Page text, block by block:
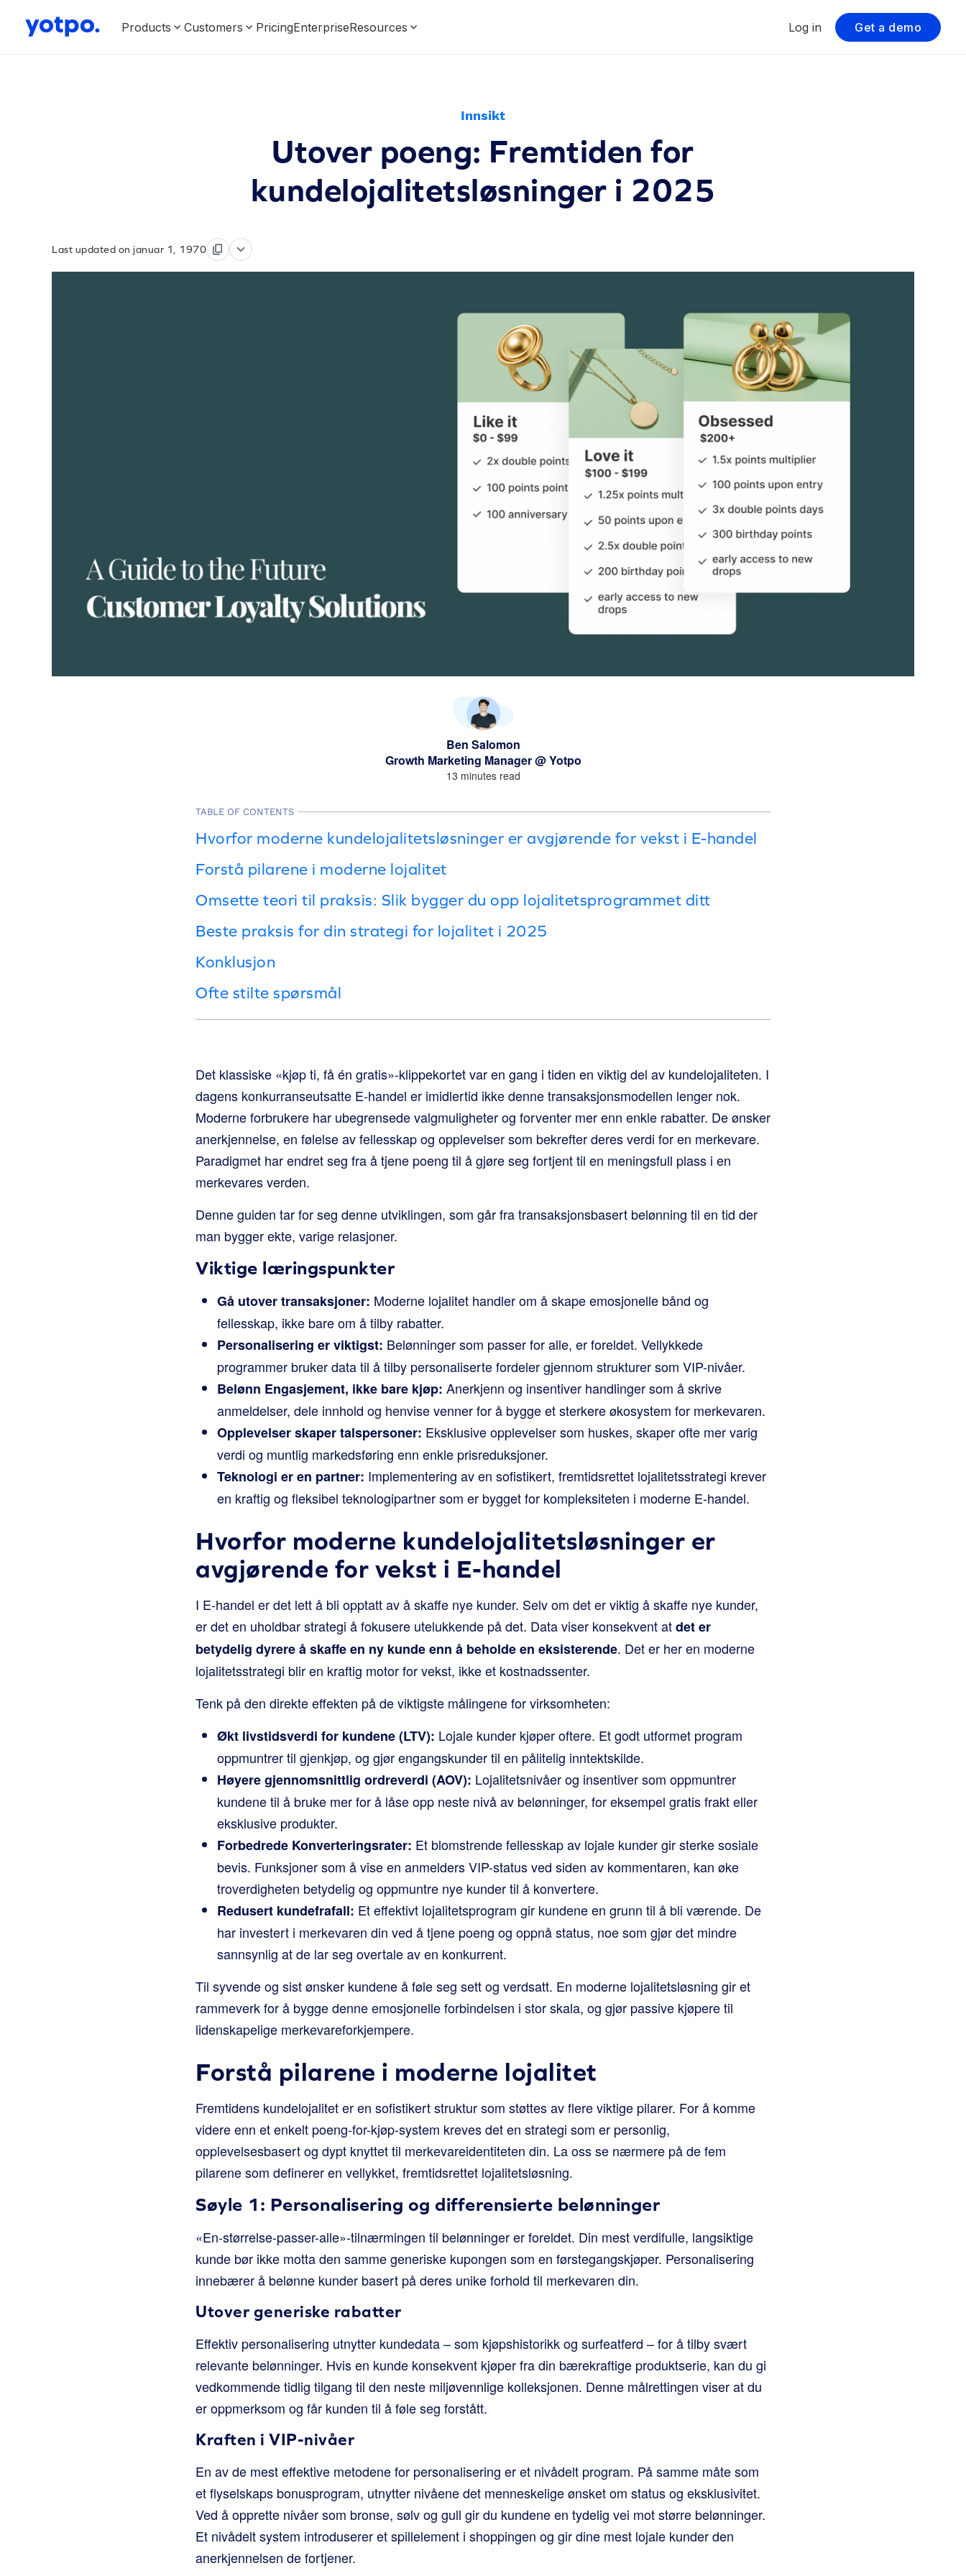
Products Customers PricingEnterpriseResources Log in Get a demo
Innsikt
Utover poeng: Fremtiden for
kundelojalitetsløsninger i 2025
Last updated on januar 1, 1970
Ben Salomon
Growth Marketing Manager @ Yotpo
13 minutes read
TABLE OF CONTENTS
Hvorfor moderne kundelojalitetsløsninger er avgjørende for vekst i E-handel
Forstå pilarene i moderne lojalitet
Omsette teori til praksis: Slik bygger du opp lojalitetsprogrammet ditt
Beste praksis for din strategi for lojalitet i 2025
Konklusjon
Ofte stilte spørsmål
Det klassiske «kjøp ti, få én gratis»-klippekortet var en gang i tiden en viktig del av kundelojaliteten. I
dagens konkurranseutsatte E-handel er imidlertid ikke denne transaksjonsmodellen lenger nok.
Moderne forbrukere har ubegrensede valgmuligheter og forventer mer enn enkle rabatter. De ønsker
anerkjennelse, en følelse av fellesskap og opplevelser som bekrefter deres verdi for en merkevare.
Paradigmet har endret seg fra å tjene poeng til å gjøre seg fortjent til en meningsfull plass i en
merkevares verden.
Denne guiden tar for seg denne utviklingen, som går fra transaksjonsbasert belønning til en tid der
man bygger ekte, varige relasjoner.
Viktige læringspunkter
Gå utover transaksjoner: Moderne lojalitet handler om å skape emosjonelle bånd og
fellesskap, ikke bare om å tilby rabatter.
Personalisering er viktigst: Belønninger som passer for alle, er foreldet. Vellykkede
programmer bruker data til å tilby personaliserte fordeler gjennom strukturer som VIP-nivåer.
Belønn Engasjement, ikke bare kjøp: Anerkjenn og insentiver handlinger som å skrive
anmeldelser, dele innhold og henvise venner for å bygge et sterkere økosystem for merkevaren.
Opplevelser skaper talspersoner: Eksklusive opplevelser som huskes, skaper ofte mer varig
verdi og muntlig markedsføring enn enkle prisreduksjoner.
Teknologi er en partner: Implementering av en sofistikert, fremtidsrettet lojalitetsstrategi krever
en kraftig og fleksibel teknologipartner som er bygget for kompleksiteten i moderne E-handel.
Hvorfor moderne kundelojalitetsløsninger er
avgjørende for vekst i E-handel
I E-handel er det lett å bli opptatt av å skaffe nye kunder. Selv om det er viktig å skaffe nye kunder,
er det en uholdbar strategi å fokusere utelukkende på det. Data viser konsekvent atdet er
betydelig dyrere å skaffe en ny kunde enn å beholde en eksisterende. Det er her en moderne
lojalitetsstrategi blir en kraftig motor for vekst, ikke et kostnadssenter.
Tenk på den direkte effekten på de viktigste målingene for virksomheten:
Økt livstidsverdi for kundene (LTV): Lojale kunder kjøper oftere. Et godt utformet program
oppmuntrer til gjenkjøp, og gjør engangskunder til en pålitelig inntektskilde.
Høyere gjennomsnittlig ordreverdi (AOV): Lojalitetsnivåer og insentiver som oppmuntrer
kundene til å bruke mer for å låse opp neste nivå av belønninger, for eksempel gratis frakt eller
eksklusive produkter.
Forbedrede Konverteringsrater: Et blomstrende fellesskap av lojale kunder gir sterke sosiale
bevis. Funksjoner som å vise en anmelders VIP-status ved siden av kommentaren, kan øke
troverdigheten betydelig og oppmuntre nye kunder til å konvertere.
Redusert kundefrafall: Et effektivt lojalitetsprogram gir kundene en grunn til å bli værende. De
har investert i merkevaren din ved å tjene poeng og oppnå status, noe som gjør det mindre
sannsynlig at de lar seg overtale av en konkurrent.
Til syvende og sist ønsker kundene å føle seg sett og verdsatt. En moderne lojalitetsløsning gir et
rammeverk for å bygge denne emosjonelle forbindelsen i stor skala, og gjør passive kjøpere til
lidenskapelige merkevareforkjempere.
Forstå pilarene i moderne lojalitet
Fremtidens kundelojalitet er en sofistikert struktur som støttes av flere viktige pilarer. For å komme
videre enn et enkelt poeng-for-kjøp-system kreves det en strategi som er personlig,
opplevelsesbasert og dypt knyttet til merkevareidentiteten din. La oss se nærmere på de fem
pilarene som definerer en vellykket, fremtidsrettet lojalitetsløsning.
Søyle 1: Personalisering og differensierte belønninger
«En-størrelse-passer-alle»-tilnærmingen til belønninger er foreldet. Din mest verdifulle, langsiktige
kunde bør ikke motta den samme generiske kupongen som en førstegangskjøper. Personalisering
innebærer å belønne kunder basert på deres unike forhold til merkevaren din.
Utover generiske rabatter
Effektiv personalisering utnytter kundedata – som kjøpshistorikk og surfeatferd – for å tilby svært
relevante belønninger. Hvis en kunde konsekvent kjøper fra din bærekraftige produktserie, kan du gi
vedkommende tidlig tilgang til den neste miljøvennlige kolleksjonen. Denne målrettingen viser at du
er oppmerksom og får kunden til å føle seg forstått.
Kraften i VIP-nivåer
En av de mest effektive metodene for personalisering er et nivådelt program. På samme måte som
et flyselskaps bonusprogram, utnytter nivåene det menneskelige ønsket om status og eksklusivitet.
Ved å opprette nivåer som bronse, sølv og gull gir du kundene en tydelig vei mot større belønninger.
Et nivådelt system introduserer et spillelement i shoppingen og gir dine mest lojale kunder den
anerkjennelsen de fortjener.